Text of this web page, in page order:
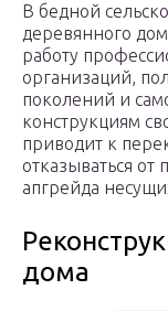
В бедной
деревянного
работу
организаций,
поколений и
конструкциям
приводит к
отказываться
апгрейда
дома